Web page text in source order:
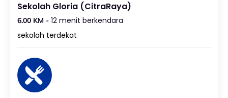
Sekolah Gloria (CitraRaya)
6.00 KM - 12 menit berkendara
sekolah terdekat